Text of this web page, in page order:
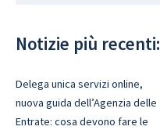
Notizie più recenti:
Delega unica servizi online,
nuova guida dell’Agenzia delle
Entrate: cosa devono fare le